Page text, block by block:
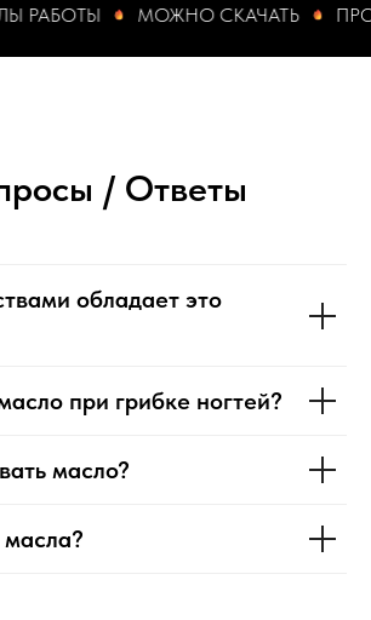
МОЖНО СКАЧАТЬ
/ Ответы
обладает это
при грибке ногтей?
масло?